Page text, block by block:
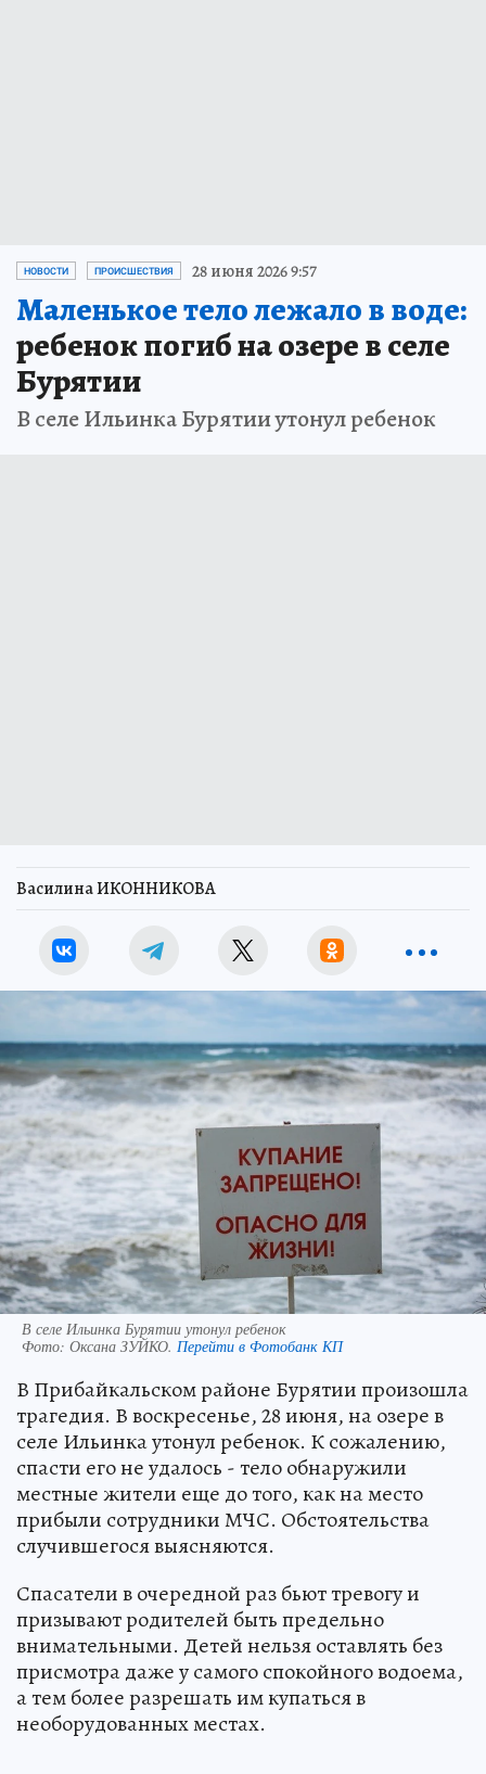
НОВОСТИ ПРОИСШЕСТВИЯ 28 июня 2026 9:57
Маленькое тело лежало в воде:
ребенок погиб на озере в селе
Бурятии
В селе Ильинка Бурятии утонул ребенок
Василина ИКОННИКОВА
В селе Ильинка Бурятии утонул ребенок
Фото: Оксана ЗУЙКО. Перейти в Фотобанк КП
В Прибайкальском районе Бурятии произошла
трагедия. В воскресенье, 28 июня, на озере в
селе Ильинка утонул ребенок. К сожалению,
спасти его не удалось - тело обнаружили
местные жители еще до того, как на место
прибыли сотрудники МЧС. Обстоятельства
случившегося выясняются.
Спасатели в очередной раз бьют тревогу и
призывают родителей быть предельно
внимательными. Детей нельзя оставлять без
присмотра даже у самого спокойного водоема,
а тем более разрешать им купаться в
необорудованных местах.